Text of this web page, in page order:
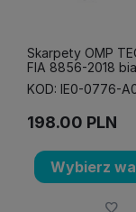
Skarpety OMP
FIA 8856-2018
KOD: IE0-0776-
198.00 PLN
Wybierz